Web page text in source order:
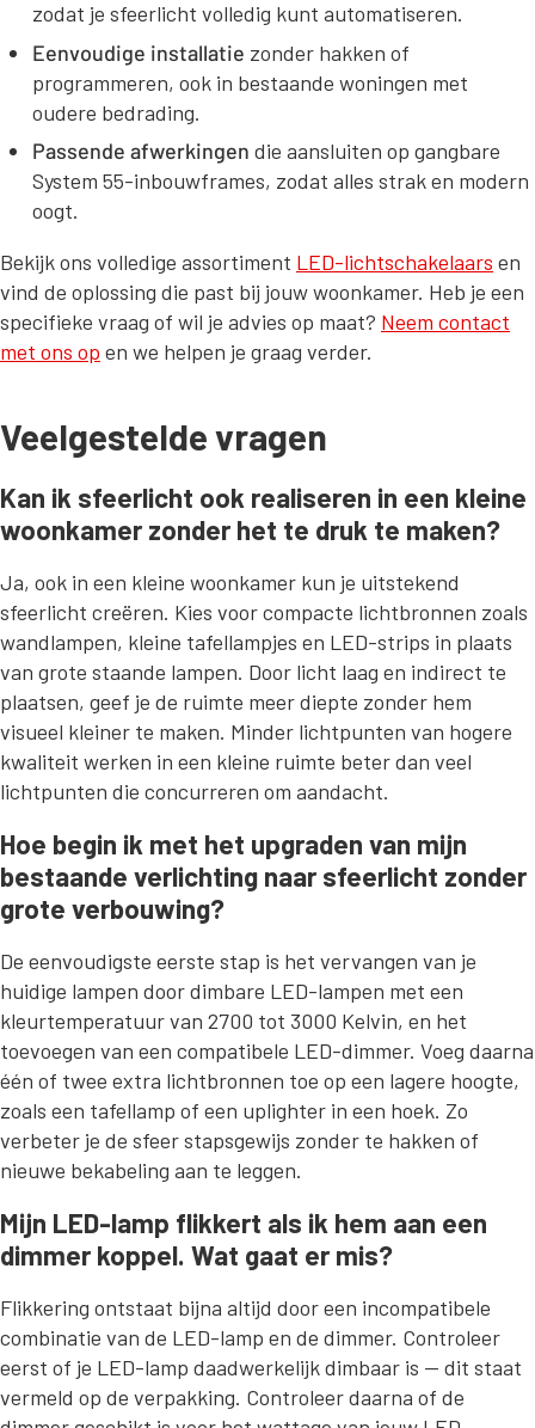
zodat je sfeerlicht volledig kunt automatiseren.
Eenvoudige installatie zonder hakken of
programmeren, ook in bestaande woningen met
oudere bedrading.
Passende afwerkingen die aansluiten op gangbare
System 55-inbouwframes, zodat alles strak en modern
oogt.
Bekijk ons volledige assortiment LED-lichtschakelaars en
vind de oplossing die past bij jouw woonkamer. Heb je een
specifieke vraag of wil je advies op maat? Neem contact
met ons op en we helpen je graag verder.
Veelgestelde vragen
Kan ik sfeerlicht ook realiseren in een kleine
woonkamer zonder het te druk te maken?
Ja, ook in een kleine woonkamer kun je uitstekend
sfeerlicht creëren. Kies voor compacte lichtbronnen zoals
wandlampen, kleine tafellampjes en LED-strips in plaats
van grote staande lampen. Door licht laag en indirect te
plaatsen, geef je de ruimte meer diepte zonder hem
visueel kleiner te maken. Minder lichtpunten van hogere
kwaliteit werken in een kleine ruimte beter dan veel
lichtpunten die concurreren om aandacht.
Hoe begin ik met het upgraden van mijn
bestaande verlichting naar sfeerlicht zonder
grote verbouwing?
De eenvoudigste eerste stap is het vervangen van je
huidige lampen door dimbare LED-lampen met een
kleurtemperatuur van 2700 tot 3000 Kelvin, en het
toevoegen van een compatibele LED-dimmer. Voeg daarna
één of twee extra lichtbronnen toe op een lagere hoogte,
zoals een tafellamp of een uplighter in een hoek. Zo
verbeter je de sfeer stapsgewijs zonder te hakken of
nieuwe bekabeling aan te leggen.
Mijn LED-lamp flikkert als ik hem aan een
dimmer koppel. Wat gaat er mis?
Flikkering ontstaat bijna altijd door een incompatibele
combinatie van de LED-lamp en de dimmer. Controleer
eerst of je LED-lamp daadwerkelijk dimbaar is — dit staat
vermeld op de verpakking. Controleer daarna of de